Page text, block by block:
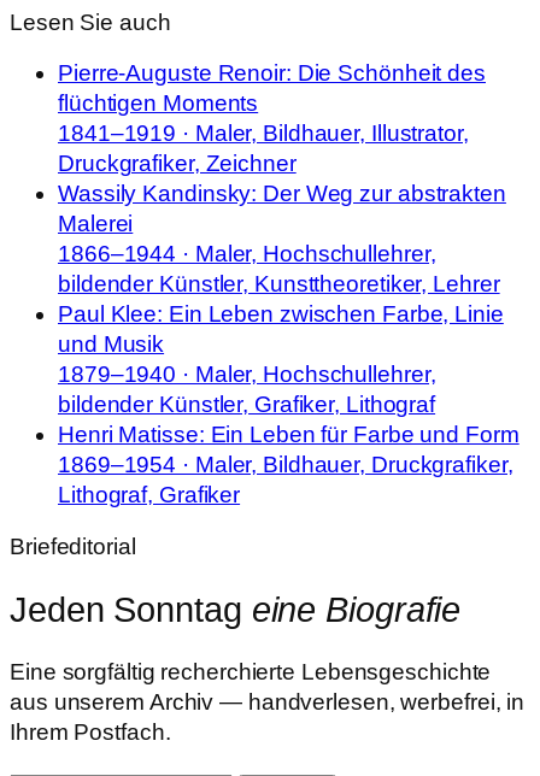
Lesen Sie auch
Pierre-Auguste Renoir: Die Schönheit des
flüchtigen Moments
1841–1919 · Maler, Bildhauer, Illustrator,
Druckgrafiker, Zeichner
Wassily Kandinsky: Der Weg zur abstrakten
Malerei
1866–1944 · Maler, Hochschullehrer,
bildender Künstler, Kunsttheoretiker, Lehrer
Paul Klee: Ein Leben zwischen Farbe, Linie
und Musik
1879–1940 · Maler, Hochschullehrer,
bildender Künstler, Grafiker, Lithograf
Henri Matisse: Ein Leben für Farbe und Form
1869–1954 · Maler, Bildhauer, Druckgrafiker,
Lithograf, Grafiker
Briefeditorial
Jeden Sonntag eine Biografie
Eine sorgfältig recherchierte Lebensgeschichte
aus unserem Archiv — handverlesen, werbefrei, in
Ihrem Postfach.